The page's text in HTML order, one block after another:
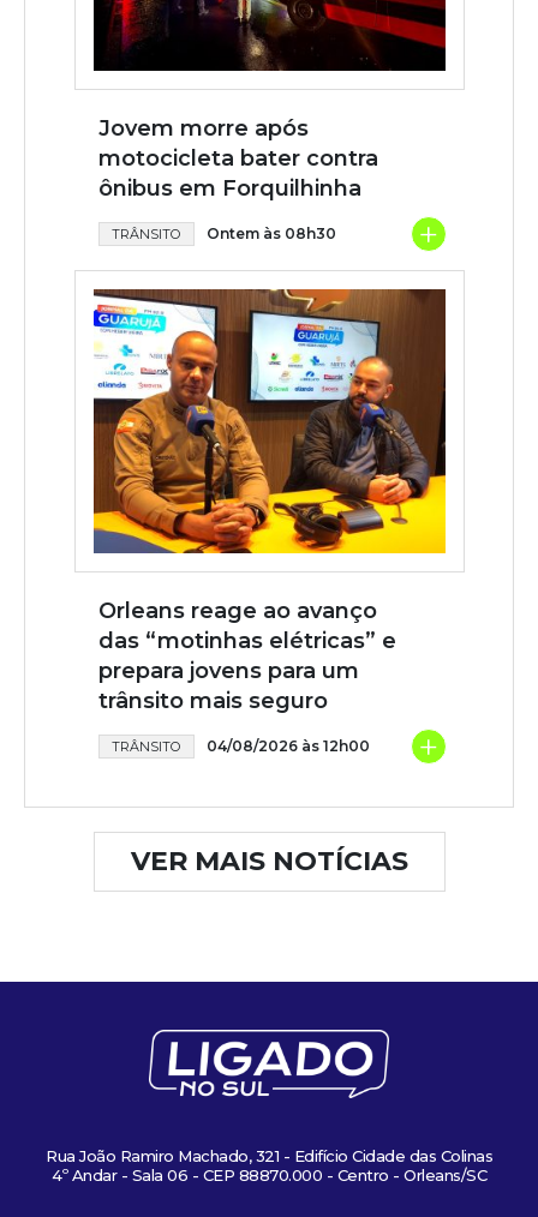
Jovem morre após
motocicleta bater contra
ônibus em Forquilhinha
TRÂNSITO Ontem às 08h30 +
Orleans reage ao avanço
das “motinhas elétricas” e
prepara jovens para um
trânsito mais seguro
TRÂNSITO 04/08/2026 às 12h00 +
VER MAIS NOTÍCIAS
Rua João Ramiro Machado, 321 - Edifício Cidade das Colinas
4º Andar - Sala 06 - CEP 88870.000 - Centro - Orleans/SC